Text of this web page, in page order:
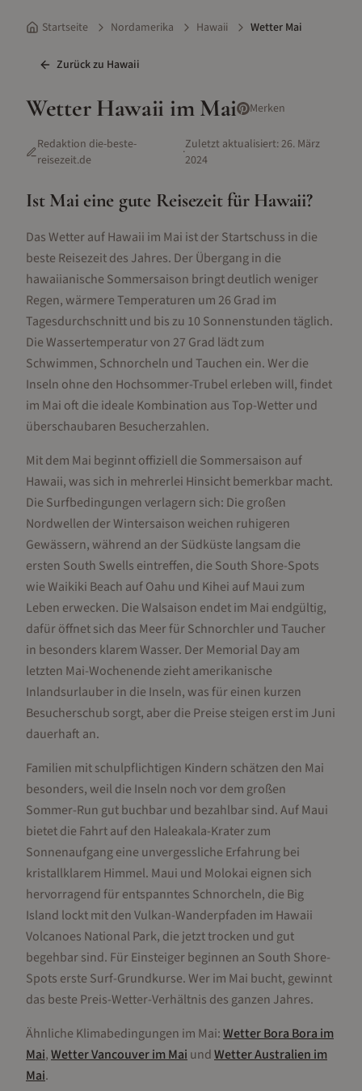
Startseite Nordamerika Hawaii Wetter Mai
Zurück zu Hawaii
WetterHawaii imMai Merken
Redaktion die-beste-
reisezeit.de
·Zuletzt aktualisiert:26. März
2024
Ist Maieine gute Reisezeit für Hawaii?
Das Wetter auf Hawaii im Mai ist der Startschuss in die
beste Reisezeit des Jahres. Der Übergang in die
hawaiianische Sommersaison bringt deutlich weniger
Regen, wärmere Temperaturen um 26 Grad im
Tagesdurchschnitt und bis zu 10 Sonnenstunden täglich.
Die Wassertemperatur von 27 Grad lädt zum
Schwimmen, Schnorcheln und Tauchen ein. Wer die
Inseln ohne den Hochsommer-Trubel erleben will, findet
im Mai oft die ideale Kombination aus Top-Wetter und
überschaubaren Besucherzahlen.
Mit dem Mai beginnt offiziell die Sommersaison auf
Hawaii, was sich in mehrerlei Hinsicht bemerkbar macht.
Die Surfbedingungen verlagern sich: Die großen
Nordwellen der Wintersaison weichen ruhigeren
Gewässern, während an der Südküste langsam die
ersten South Swells eintreffen, die South Shore-Spots
wie Waikiki Beach auf Oahu und Kihei auf Maui zum
Leben erwecken. Die Walsaison endet im Mai endgültig,
dafür öffnet sich das Meer für Schnorchler und Taucher
in besonders klarem Wasser. Der Memorial Day am
letzten Mai-Wochenende zieht amerikanische
Inlandsurlauber in die Inseln, was für einen kurzen
Besucherschub sorgt, aber die Preise steigen erst im Juni
dauerhaft an.
Familien mit schulpflichtigen Kindern schätzen den Mai
besonders, weil die Inseln noch vor dem großen
Sommer-Run gut buchbar und bezahlbar sind. Auf Maui
bietet die Fahrt auf den Haleakala-Krater zum
Sonnenaufgang eine unvergessliche Erfahrung bei
kristallklarem Himmel. Maui und Molokai eignen sich
hervorragend für entspanntes Schnorcheln, die Big
Island lockt mit den Vulkan-Wanderpfaden im Hawaii
Volcanoes National Park, die jetzt trocken und gut
begehbar sind. Für Einsteiger beginnen an South Shore-
Spots erste Surf-Grundkurse. Wer im Mai bucht, gewinnt
das beste Preis-Wetter-Verhältnis des ganzen Jahres.
Ähnliche Klimabedingungen im Mai:WetterBora Bora im
Mai,WetterVancouverimMai undWetterAustralien im
Mai.